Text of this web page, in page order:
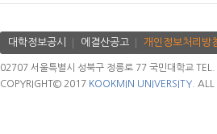
대학정보공시 에결산공고 개인정보처리방
02707 서울특별시 성북구 정릉로 77 국민대학교
COPYRIGHT© 2017 KOOKMIN UNIVERSITY. ALL